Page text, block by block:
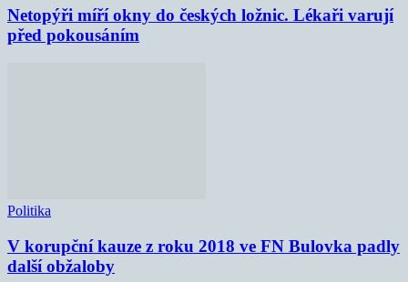
Netopýři míří okny do českých ložnic. Lékaři varují
před pokousáním
Politika
V korupční kauze z roku 2018 ve FN Bulovka padly
další obžaloby